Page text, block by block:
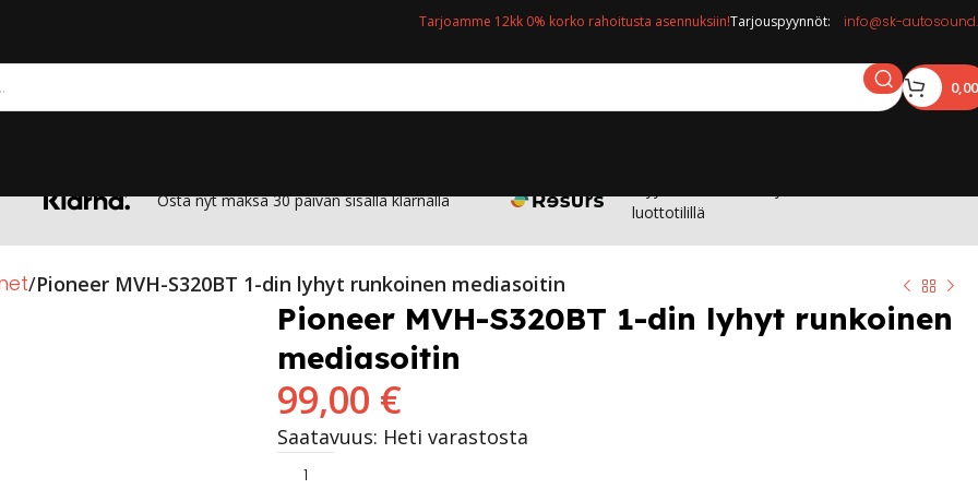
Tarjoamme 12kk 0% korko rahoitusta asennuksiin!Tarjouspyynnöt: info@sk-
Osta nyt maksa 30 päivän sisällä klarnalla
luottotilillä
Pioneer MVH-S320BT 1-din lyhyt runkoinen mediasoitin
Pioneer MVH-S320BT 1-din lyhyt runkoinen
mediasoitin
99,00 €
Saatavuus: Heti varastosta